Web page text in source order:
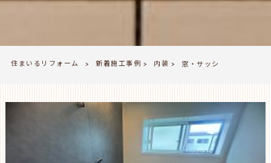
住まいるリフォーム > 新着施工事例 > 内装 > 窓・サッシ